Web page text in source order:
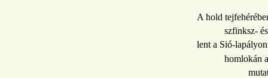
A hold
szfinksz-
lent a Sió-
homlokán